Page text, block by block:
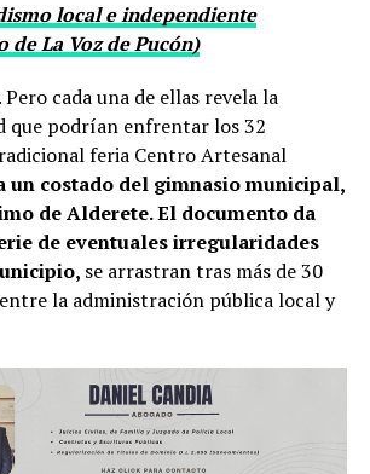
local e independiente
de La Voz de Pucón)
cada una de ellas revela la
que podrían enfrentar los 32
feria Centro Artesanal
un costado del gimnasio municipal,
de Alderete. El documento da
de eventuales irregularidades
se arrastran tras más de 30
la administración pública local y